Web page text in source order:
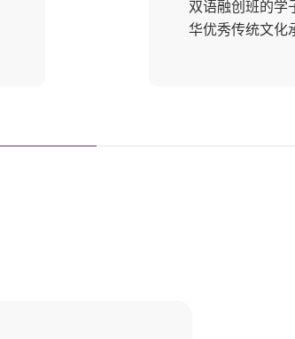
双语融创班的学
华优秀传统文化